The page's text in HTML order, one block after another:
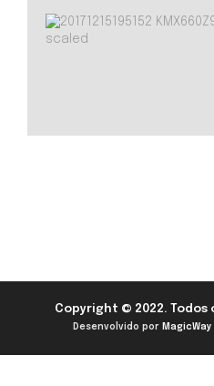
Copyright © 2022. Todos
Desenvolvido por